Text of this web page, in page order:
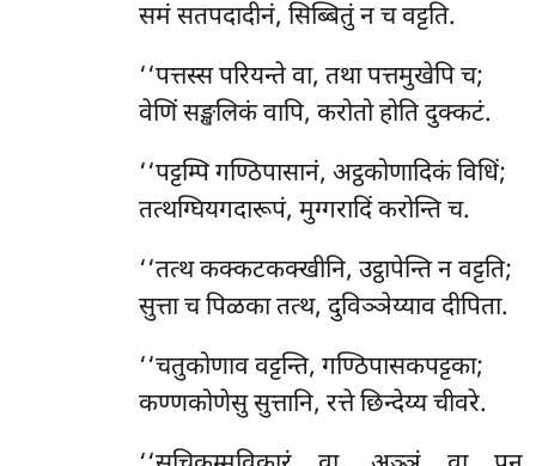
समं सतपदादीनं, सिब्बितुं न च वट्टति.
‘‘पत्तस्स परियन्ते वा, तथा पत्तमुखेपि च;
वेणिं सङ्खलिकं वापि, करोतो होति दुक्कटं.
‘‘पट्टम्पिगण्ठिपासानं, अट्ठकोणादिकं विधिं;
तत्थग्घियगदारूपं, मुग्गरादिं करोन्ति च.
‘‘तत्थ कक्कटकक्खीनि, उट्ठापेन्ति न वट्टति;
सुत्ता च पिळका तत्थ, दुविञ्ञेय्याव दीपिता.
‘‘चतुकोणाव वट्टन्ति, गण्ठिपासकपट्टका;
कण्णकोणेसु सुत्तानि, रत्ते छिन्देय्य चीवरे.